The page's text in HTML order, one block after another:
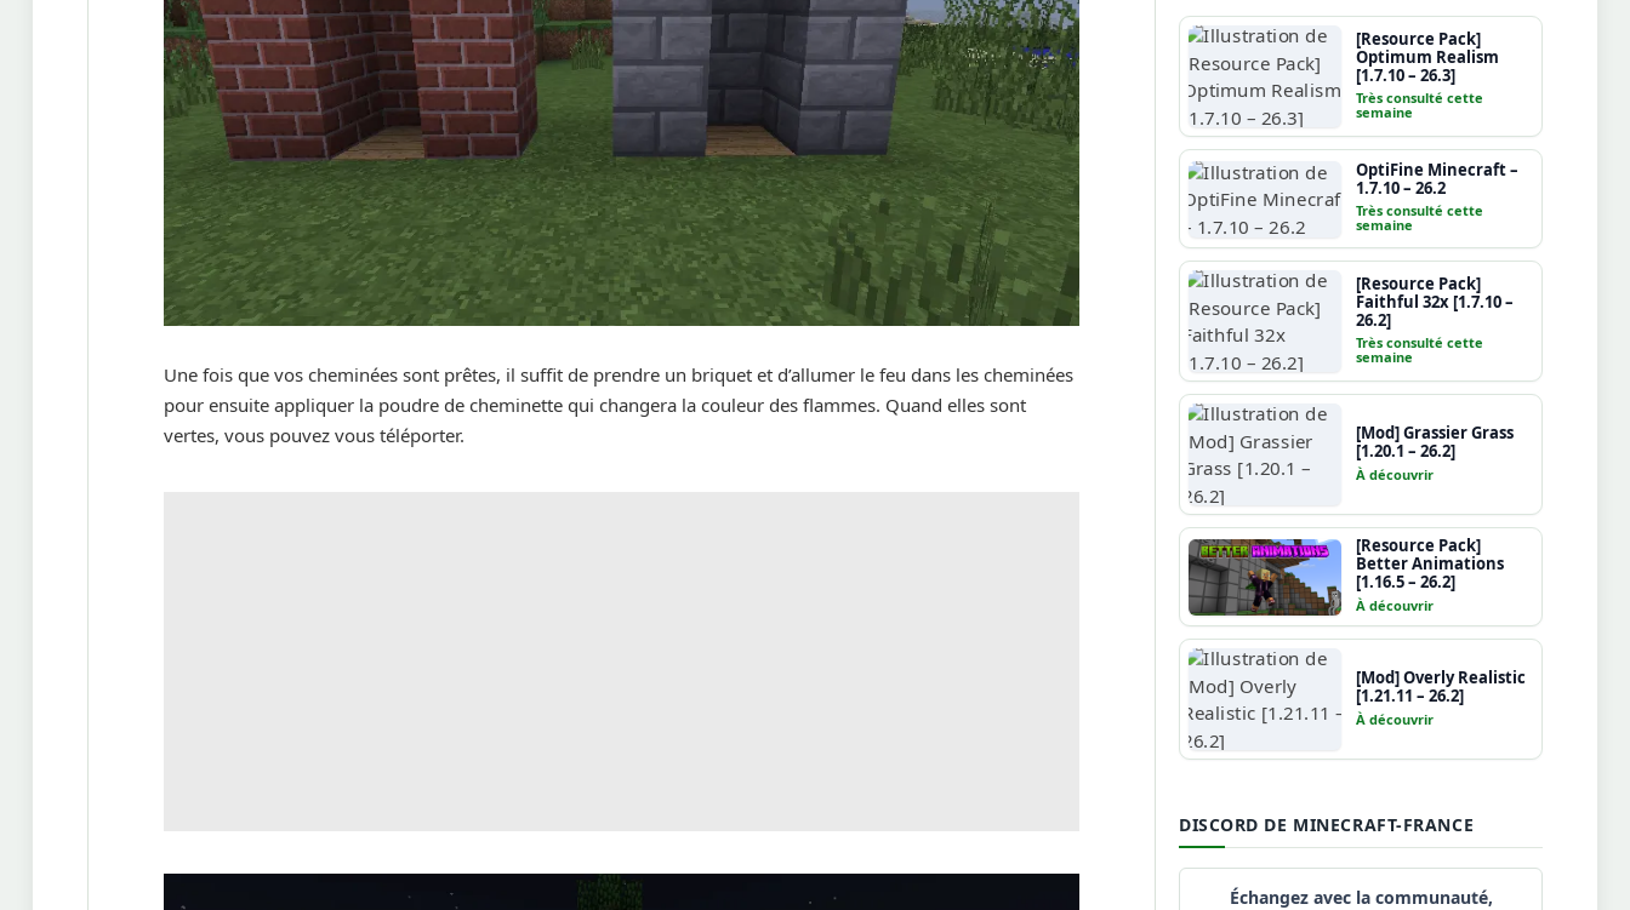
Une fois que vos cheminées sont prêtes, il suffit de prendre un briquet et d’allumer le feu dans les cheminées
pour ensuite appliquer la poudre de cheminette qui changera la couleur des flammes. Quand elles sont
vertes, vous pouvez vous téléporter.
[Resource Pack]
Optimum Realism
[1.7.10 – 26.3]
Très consulté cette
semaine
OptiFine Minecraft –
1.7.10 – 26.2
Très consulté cette
semaine
[Resource Pack]
Faithful 32x [1.7.10 –
26.2]
Très consulté cette
semaine
[Mod] Grassier Grass
[1.20.1 – 26.2]
À découvrir
[Resource Pack]
Better Animations
[1.16.5 – 26.2]
À découvrir
[Mod] Overly Realistic
[1.21.11 – 26.2]
À découvrir
DISCORD DE MINECRAFT-FRANCE
Échangez avec la communauté,